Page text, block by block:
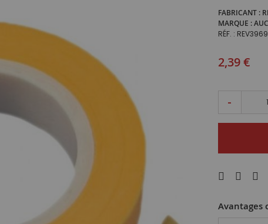
FABRICANT
MARQUE
RÉF.
2,39 €
-
Avantages